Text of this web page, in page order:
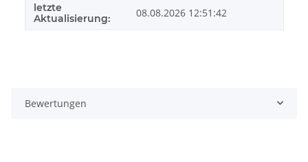
letzte
Aktualisierung:
08.08.2026 12:51:42
Bewertungen